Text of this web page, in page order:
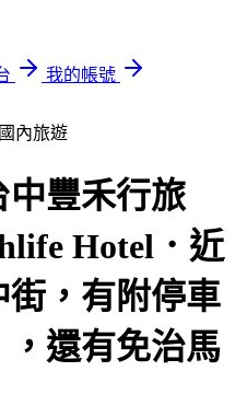
我的帳號
國內旅遊
中豐禾行旅
Hotel．近
街，有附停車
還有免治馬